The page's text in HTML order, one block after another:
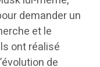
demander un
et le
ont réalisé
de